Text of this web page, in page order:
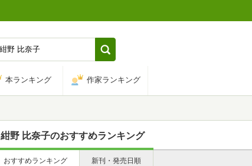
本ランキング 作家ランキング
紺野 比奈子のおすすめランキング
おすすめランキング 新刊・発売日順